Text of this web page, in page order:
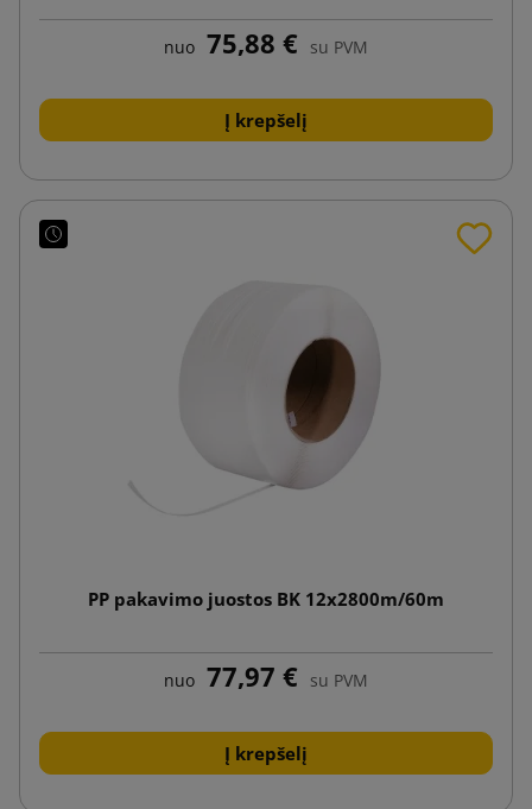
nuo 75,88 € su PVM
Į krepšelį
PP pakavimo juostos BK 12x2800m/60m
nuo 77,97 € su PVM
Į krepšelį